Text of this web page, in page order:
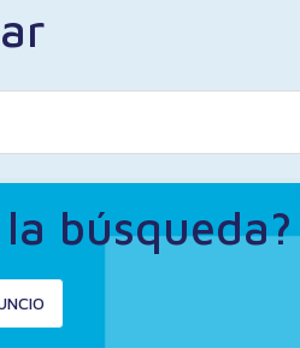
búsqueda?